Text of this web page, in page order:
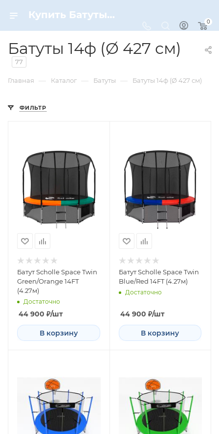
Купить Батуты 14ф (Ø 427 см) по цене от 21 419 ₽ рублей в Москве с доставкой
0
Батуты 14ф (Ø 427 см)
77
Главная — Каталог — Батуты — Батуты 14ф (Ø 427 см)
ФИЛЬТР
Батут Scholle Space Twin
Green/Orange 14FT
(4.27м)
Достаточно
44 900 ₽/шт
В корзину
Батут Scholle Space Twin
Blue/Red 14FT (4.27м)
Достаточно
44 900 ₽/шт
В корзину